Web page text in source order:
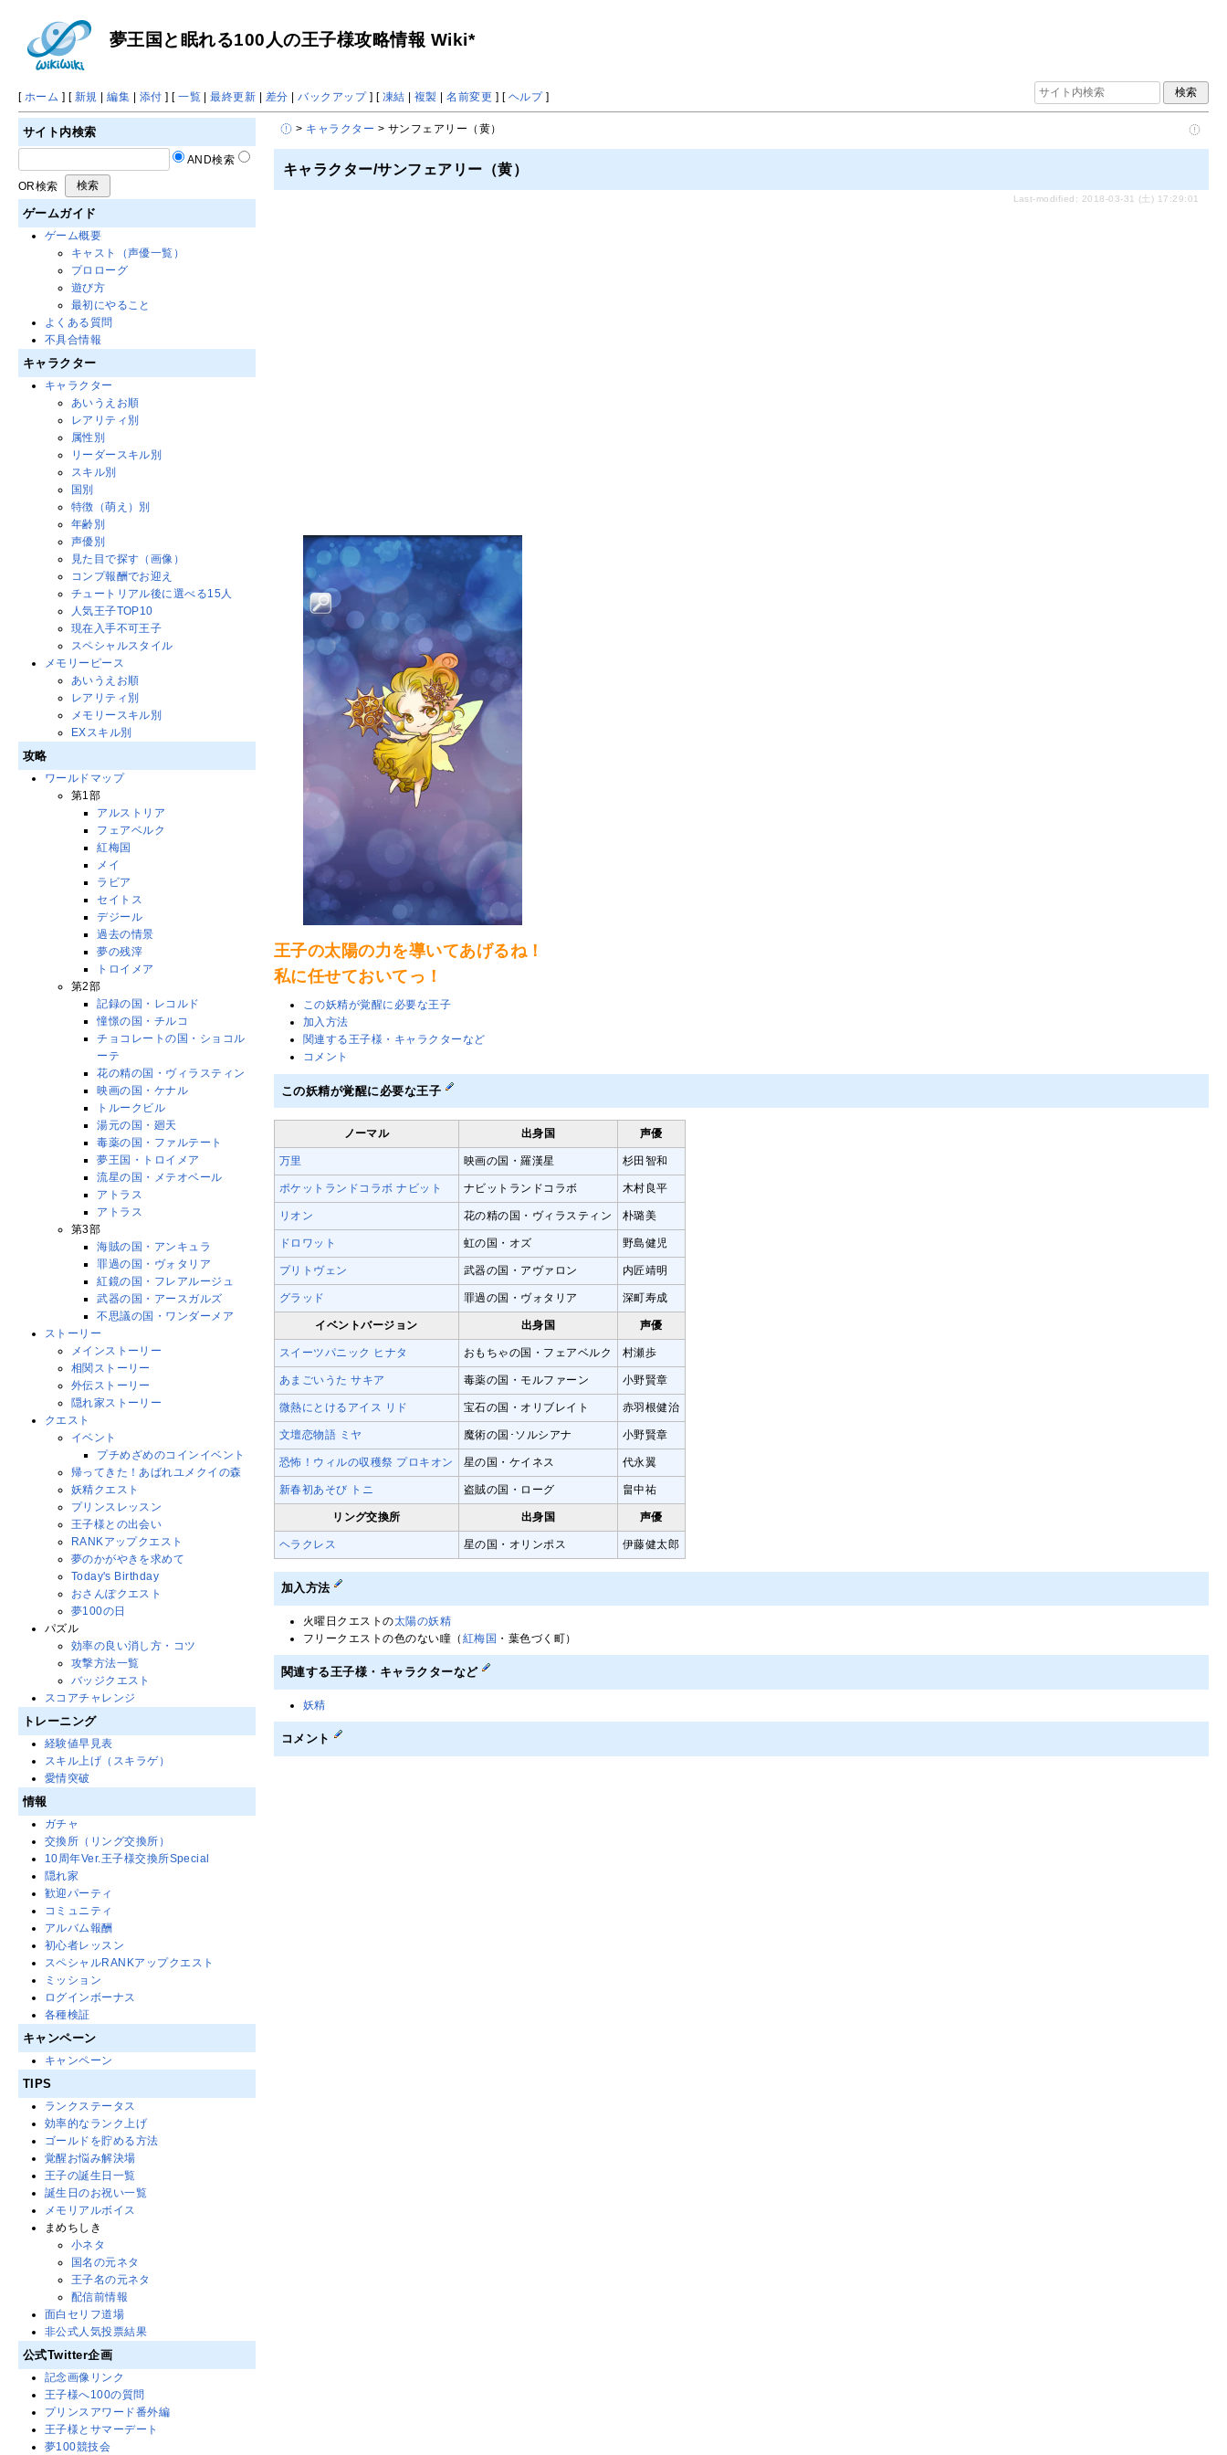
夢王国と眠れる100人の王子様攻略情報 Wiki*
[ ホーム ] [ 新規 |編集 | 添付 ] [一覧 |最終更新 | 差分 |バックアップ] [ 凍結 | 複製 |名前変更 ] [ ヘルプ]
> キャラクター > サンフェアリー（黄）
キャラクター/サンフェアリー（黄）
Last-modified: 2018-03-31 (土) 17:29:01
王子の太陽の力を導いてあげるね！
私に任せておいてっ！
この妖精が覚醒に必要な王子
加入方法
関連する王子様・キャラクターなど
コメント
この妖精が覚醒に必要な王子
ノーマル 出身国 声優
万里 映画の国・羅漢星 杉田智和
ポケットランドコラボ ナビット ナビットランドコラボ 木村良平
リオン 花の精の国・ヴィラスティン 朴璐美
ドロワット 虹の国・オズ 野島健児
プリトヴェン 武器の国・アヴァロン 内匠靖明
グラッド 罪過の国・ヴォタリア 深町寿成
イベントバージョン 出身国 声優
スイーツパニック ヒナタ おもちゃの国・フェアベルク 村瀬歩
あまごいうた サキア 毒薬の国・モルファーン 小野賢章
微熱にとけるアイス リド 宝石の国・オリブレイト 赤羽根健治
文壇恋物語 ミヤ 魔術の国･ソルシアナ 小野賢章
恐怖！ウィルの収穫祭 プロキオン 星の国・ケイネス 代永翼
新春初あそび トニ 盗賊の国・ローグ 畠中祐
リング交換所 出身国 声優
ヘラクレス 星の国・オリンポス 伊藤健太郎
加入方法
火曜日クエストの太陽の妖精
フリークエストの色のない瞳（ 紅梅国 ・葉色づく町）
関連する王子様・キャラクターなど
妖精
コメント
サイト内検索
AND検索
OR検索
ゲームガイド
ゲーム概要
キャスト（声優一覧）
プロローグ
遊び方
最初にやること
よくある質問
不具合情報
キャラクター
キャラクター
あいうえお順
レアリティ別
属性別
リーダースキル別
スキル別
国別
特徴（萌え）別
年齢別
声優別
見た目で探す（画像）
コンプ報酬でお迎え
チュートリアル後に選べる15人
人気王子TOP10
現在入手不可王子
スペシャルスタイル
メモリーピース
あいうえお順
レアリティ別
メモリースキル別
EXスキル別
攻略
ワールドマップ
第1部
アルストリア
フェアベルク
紅梅国
メイ
ラビア
セイトス
デジール
過去の情景
夢の残滓
トロイメア
第2部
記録の国・レコルド
憧憬の国・チルコ
チョコレートの国・ショコル
ーテ
花の精の国・ヴィラスティン
映画の国・ケナル
トルークビル
湯元の国・廻天
毒薬の国・ファルテート
夢王国・トロイメア
流星の国・メテオベール
アトラス
アトラス
第3部
海賊の国・アンキュラ
罪過の国・ヴォタリア
紅鏡の国・フレアルージュ
武器の国・アースガルズ
不思議の国・ワンダーメア
ストーリー
メインストーリー
相関ストーリー
外伝ストーリー
隠れ家ストーリー
クエスト
イベント
プチめざめのコインイベント
帰ってきた！あばれユメクイの森
妖精クエスト
プリンスレッスン
王子様との出会い
RANKアップクエスト
夢のかがやきを求めて
Today's Birthday
おさんぽクエスト
夢100の日
パズル
効率の良い消し方・コツ
攻撃方法一覧
バッジクエスト
スコアチャレンジ
トレーニング
経験値早見表
スキル上げ（スキラゲ）
愛情突破
情報
ガチャ
交換所（リング交換所）
10周年Ver.王子様交換所Special
隠れ家
歓迎パーティ
コミュニティ
アルバム報酬
初心者レッスン
スペシャルRANKアップクエスト
ミッション
ログインボーナス
各種検証
キャンペーン
キャンペーン
TIPS
ランクステータス
効率的なランク上げ
ゴールドを貯める方法
覚醒お悩み解決場
王子の誕生日一覧
誕生日のお祝い一覧
メモリアルボイス
まめちしき
小ネタ
国名の元ネタ
王子名の元ネタ
配信前情報
面白セリフ道場
非公式人気投票結果
公式Twitter企画
記念画像リンク
王子様へ100の質問
プリンスアワード番外編
王子様とサマーデート
夢100競技会